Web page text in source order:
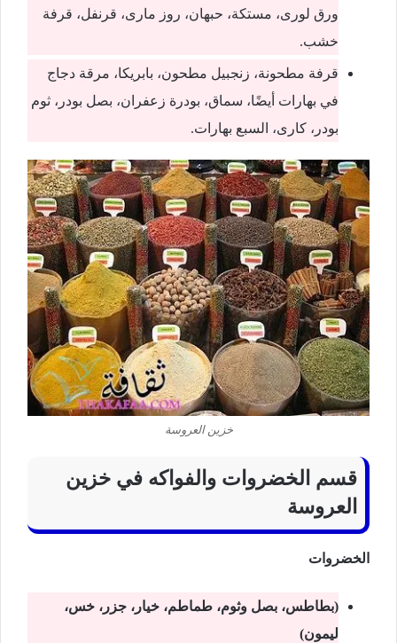
ورق لورى، مستكة، حبهان، روز مارى، قرنفل، قرفة
خشب.
قرفة مطحونة، زنجبيل مطحون، بابريكا، مرقة دجاج
في بهارات أيضًا، سماق، بودرة زعفران، بصل بودر، ثوم
بودر، كارى، السبع بهارات.
خزين العروسة
قسم الخضروات والفواكه في خزين
العروسة
الخضروات
(بطاطس، بصل وثوم، طماطم، خيار، جزر، خس،
ليمون)